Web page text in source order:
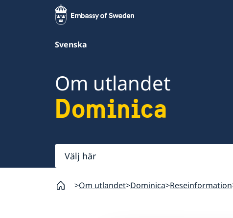
Svenska
Om utlandet
Dominica
Välj
här
Om utlandet Dominica Reseinformation